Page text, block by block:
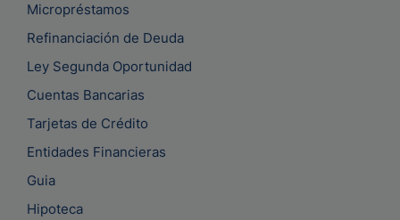
Micropréstamos
Refinanciación de Deuda
Ley Segunda Oportunidad
Cuentas Bancarias
Tarjetas de Crédito
Entidades Financieras
Guia
Hipoteca